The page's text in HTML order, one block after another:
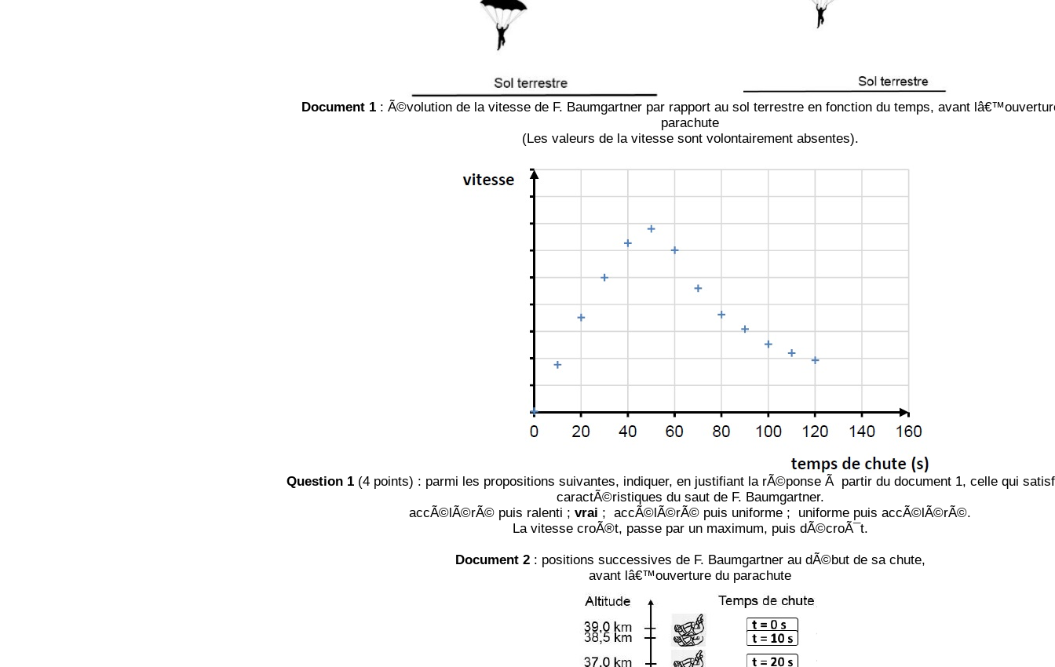
Document 1 : Ã©volution de la vitesse de F. Baumgartner par rapport au sol terrestre en fonction du temps, avant
parachute
(Les valeurs de la vitesse sont volontairement absentes).
Question 1(4 points) : parmi les propositions suivantes, indiquer, en justifiant la rÃ©ponse Ã partir du document 1, celle qui
caractÃ©ristiques du saut de F. Baumgartner.
accÃ©lÃ©rÃ© puis ralenti ; vrai ; accÃ©lÃ©rÃ© puis uniforme ; uniforme puis accÃ©lÃ©rÃ©.
La vitesse croÃ®t, passe par un maximum, puis dÃ©croÃ¯t.
Document 2: positions successives de F. Baumgartner au dÃ©but de sa chute,
avant lâ€™ouverture du parachute